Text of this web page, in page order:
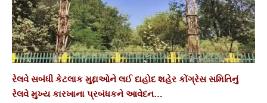
રેલવે સબંધી કેટલાક મુદ્દાઓને લઈ દાહોદ શહેર કોંગ્રેસ સમિતિનું
રેલવે મુખ્ય કારખાના પ્રબંધકને આવેદન…